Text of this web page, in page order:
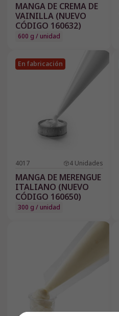
MANGA DE CREMA DE
VAINILLA (NUEVO
CÓDIGO 160632)
600 g / unidad
En fabricación
4017 4 Unidades
MANGA DE MERENGUE
ITALIANO (NUEVO
CÓDIGO 160650)
300 g / unidad